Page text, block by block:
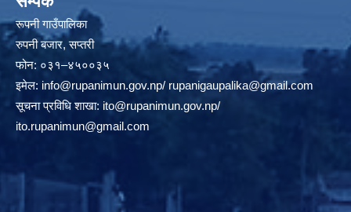
रूपनी गाउँपालिका
रुपनी बजार, सप्तरी
फोन: ०३१–४५००३५
इमेल: info@rupanimun.gov.np/ rupanigaupalika@gmail.com
सूचना प्रविधि शाखा: ito@rupanimun.gov.np/
ito.rupanimun@gmail.com